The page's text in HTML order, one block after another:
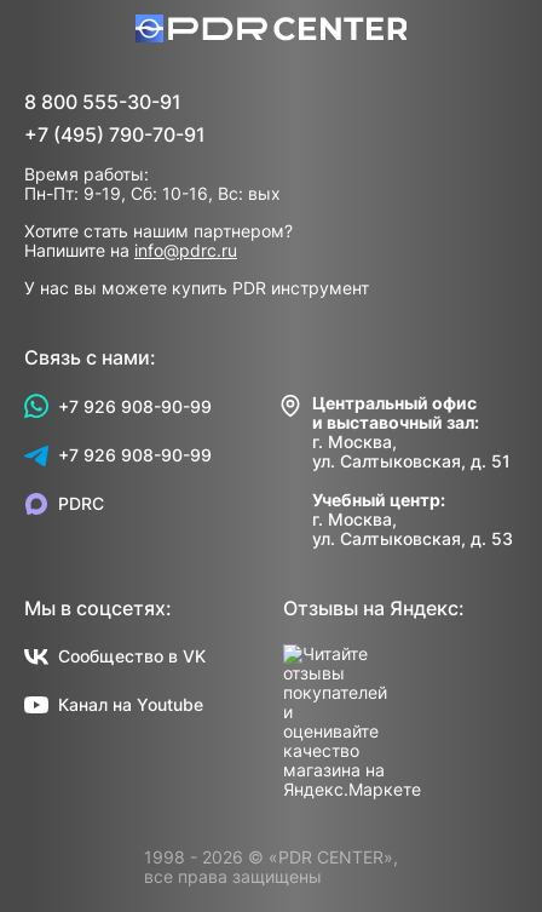
8 800 555-30-91
+7 (495) 790-70-91
Время работы:
Пн-Пт: 9-19, Сб: 10-16, Вс: вых
Хотите стать нашим партнером?
Напишите на info@pdrc.ru
У нас вы можете купить PDR инструмент
Связь с нами:
+7 926 908-90-99
+7 926 908-90-99
Центральный офис
и выставочный зал:
г. Москва,
ул. Салтыковская, д. 51
Учебный центр:
г. Москва,
ул. Салтыковская, д. 53
PDRC
Мы в соцсетях:
Сообщество в VK
Канал на Youtube
Отзывы на Яндекс:
1998 - 2026 © «PDR CENTER»,
все права защищены